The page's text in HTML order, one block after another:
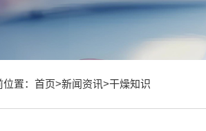
位置：首页>新闻资讯>干燥知识